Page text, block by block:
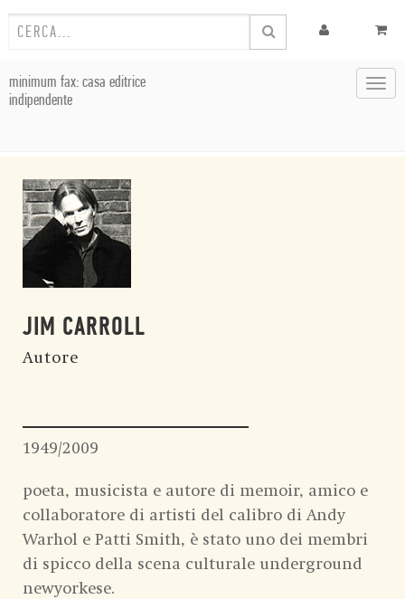
minimum fax: casa editrice
indipendente
JIM CARROLL
Autore
1949/2009
poeta, musicista e autore di memoir, amico e
collaboratore di artisti del calibro di Andy
Warhol e Patti Smith, è stato uno dei membri
di spicco della scena culturale underground
newyorkese.